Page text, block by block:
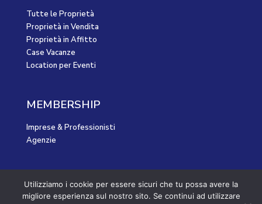
Tutte le Proprietà
Proprietà in Vendita
Proprietà in Affitto
Case Vacanze
Location per Eventi
MEMBERSHIP
Imprese & Professionisti
Agenzie
©2023 BBLS GROUP - Tutti i diritti riservati.
Utilizziamo i cookie per essere sicuri che tu possa avere la
migliore esperienza sul nostro sito. Se continui ad utilizzare